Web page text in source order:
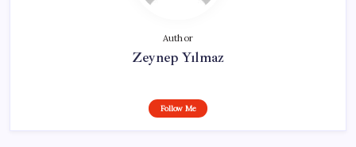
Author
Zeynep Yılmaz
Follow Me